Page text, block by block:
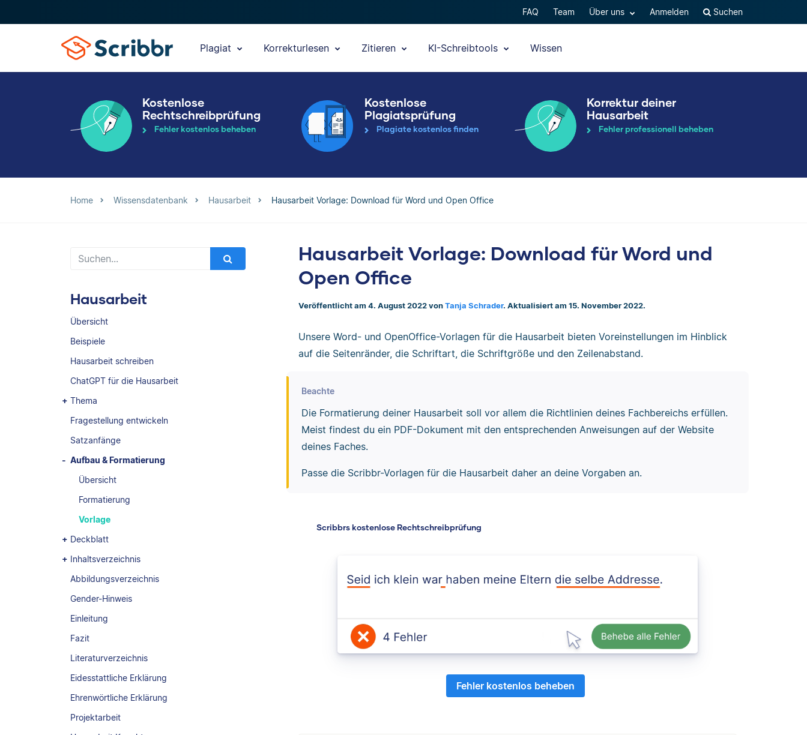
FAQ Team Über uns Anmelden Suchen
Plagiat Korrekturlesen Zitieren KI-Schreibtools Wissen
Kostenlose
Rechtschreibprüfung
Fehler kostenlos beheben
Kostenlose
Plagiatsprüfung
Plagiate kostenlos finden
Korrektur deiner
Hausarbeit
Fehler professionell beheben
Home Wissensdatenbank Hausarbeit Hausarbeit Vorlage: Download für Word und Open Office
Hausarbeit
Übersicht
Beispiele
Hausarbeit schreiben
ChatGPT für die Hausarbeit
Thema
Fragestellung entwickeln
Satzanfänge
Aufbau & Formatierung
Übersicht
Formatierung
Vorlage
Deckblatt
Inhaltsverzeichnis
Abbildungsverzeichnis
Gender-Hinweis
Einleitung
Fazit
Literaturverzeichnis
Eidesstattliche Erklärung
Ehrenwörtliche Erklärung
Projektarbeit
Hausarbeit Vorlage: Download für Word und
Open Office
Veröffentlicht am 4. August 2022 von Tanja Schrader. Aktualisiert am 15. November 2022.
Unsere Word- und OpenOffice-Vorlagen für die Hausarbeit bieten Voreinstellungen im Hinblick
auf die Seitenränder, die Schriftart, die Schriftgröße und den Zeilenabstand.
Beachte
Die Formatierung deiner Hausarbeit soll vor allem die Richtlinien deines Fachbereichs erfüllen.
Meist findest du ein PDF-Dokument mit den entsprechenden Anweisungen auf der Website
deines Faches.
Passe die Scribbr-Vorlagen für die Hausarbeit daher an deine Vorgaben an.
Scribbrs kostenlose Rechtschreibprüfung
Fehler kostenlos beheben